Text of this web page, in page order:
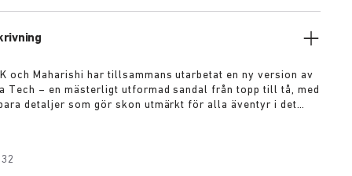
och Maharishi har tillsammans utarbetat en ny version av
Tech – en mästerligt utformad sandal från topp till tå, med
detaljer som gör skon utmärkt för alla äventyr i det
material som kompletteras av ett högfunktionellt spänne
samtidigt som den ikoniska anatomiska